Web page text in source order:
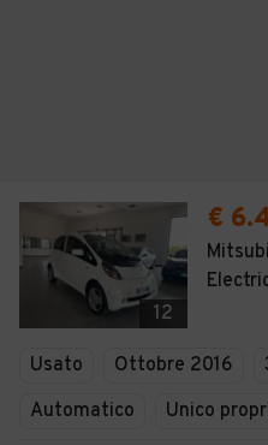
12
€
Usato Ottobre 2016
Automatico
Unico